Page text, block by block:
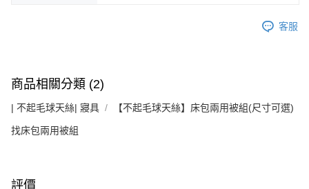
客服
商品相關分類 (2)
| 不起毛球天絲| 寢具 【不起毛球天絲】床包兩用被組(尺寸可選)
找床包兩用被組
評價